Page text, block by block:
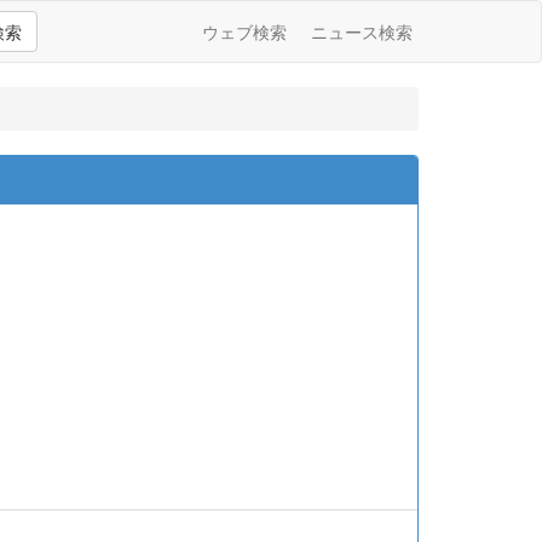
索 ウェブ検索 ニュース検索